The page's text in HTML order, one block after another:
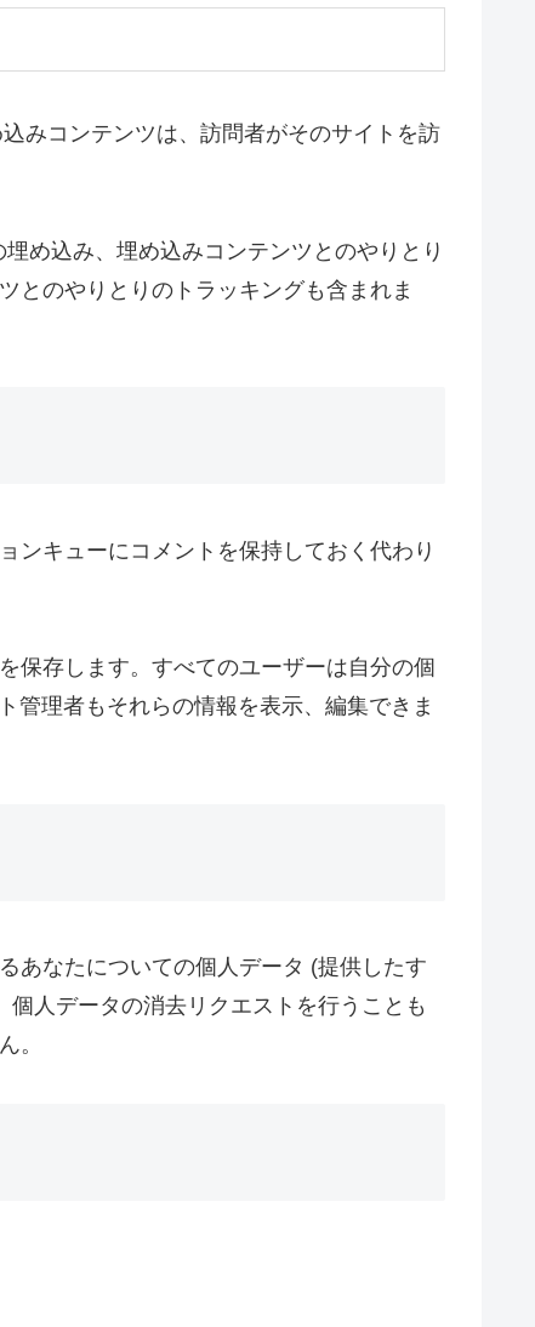
みコンテンツは、訪問者がそのサイトを訪
め込み、埋め込みコンテンツとのやりとり
とのやりとりのトラッキングも含まれま
ンキューにコメントを保持しておく代わり
保存します。すべてのユーザーは自分の個
管理者もそれらの情報を表示、編集できま
あなたについての個人データ (提供したす
人データの消去リクエストを行うことも
。